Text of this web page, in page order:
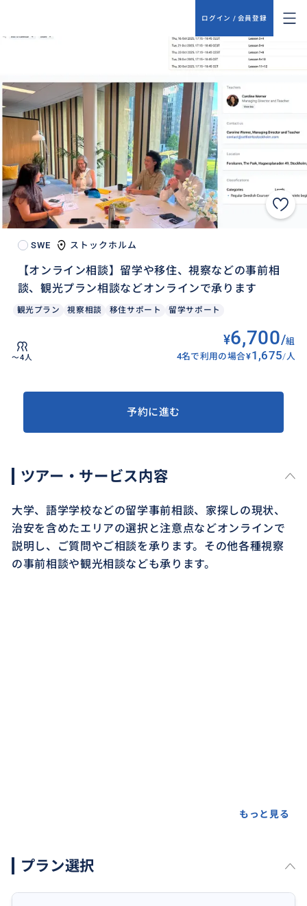
ログイン / 会員登録
SWE ストックホルム
【オンライン相談】留学や移住、視察などの事前相
談、観光プラン相談などオンラインで承ります
観光プラン 視察相談 移住サポート 留学サポート
〜4人
¥6,700/組
4名で利用の場合¥1,675/人
予約に進む
ツアー・サービス内容
大学、語学学校などの留学事前相談、家探しの現状、
治安を含めたエリアの選択と注意点などオンラインで
説明し、ご質問やご相談を承ります。その他各種視察
の事前相談や観光相談なども承ります。
もっと見る
プラン選択